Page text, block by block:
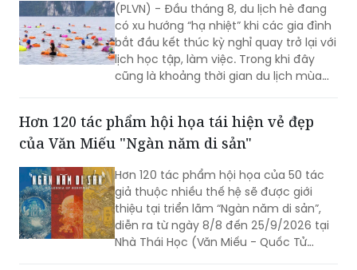
(PLVN) - Đầu tháng 8, du lịch hè đang
có xu hướng “hạ nhiệt” khi các gia đình
bắt đầu kết thúc kỳ nghỉ quay trở lại với
lịch học tập, làm việc. Trong khi đây
cũng là khoảng thời gian du lịch mùa
hẹn sẽ thu hút lượng lớn du khách.
Hơn 120 tác phẩm hội họa tái hiện vẻ đẹp
của Văn Miếu "Ngàn năm di sản"
Hơn 120 tác phẩm hội họa của 50 tác
giả thuộc nhiều thế hệ sẽ được giới
thiệu tại triển lãm “Ngàn năm di sản”,
diễn ra từ ngày 8/8 đến 25/9/2026 tại
Nhà Thái Học (Văn Miếu - Quốc Tử